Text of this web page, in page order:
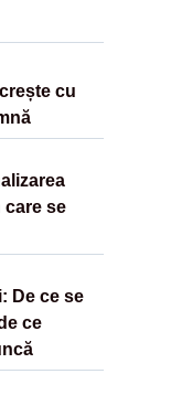
cu
care se
De ce se
ce